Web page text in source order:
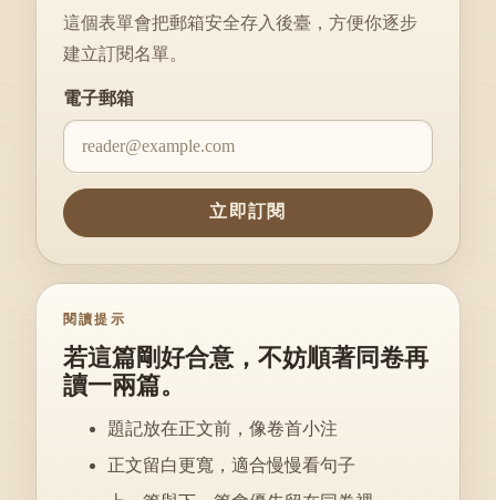
這個表單會把郵箱安全存入後臺，方便你逐步
建立訂閱名單。
電子郵箱
Website
立即訂閱
閱讀提示
若這篇剛好合意，不妨順著同卷再
讀一兩篇。
題記放在正文前，像卷首小注
正文留白更寬，適合慢慢看句子